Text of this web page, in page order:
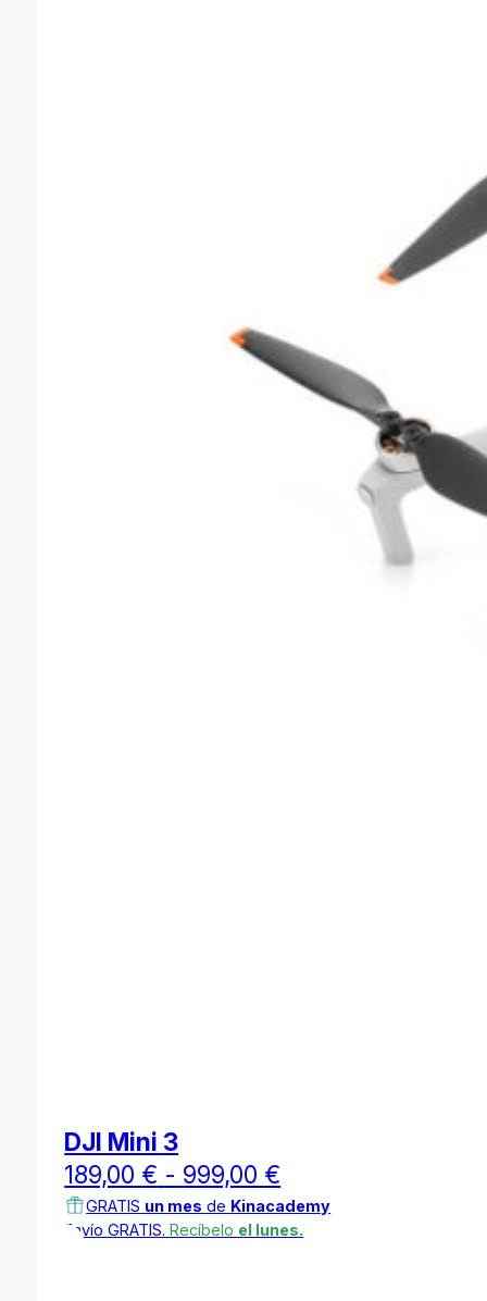
DJI Mini 3
189,00 € - 999,00 €
de
precios:
GRATIS un mes de Kinacademy
Envío GRATIS.Recíbelo el lunes.